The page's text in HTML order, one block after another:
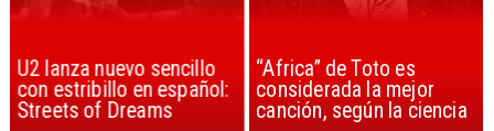
U2 lanza nuevo sencillo
con estribillo en español:
Streets of Dreams
“Africa” de Toto es
considerada la mejor
canción, según la ciencia